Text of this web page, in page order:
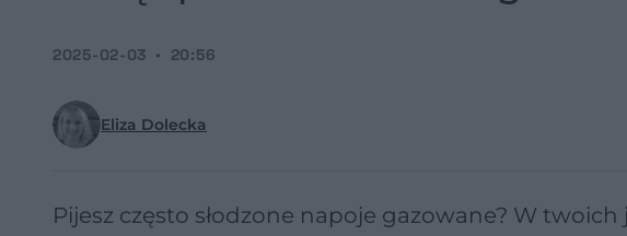
Eliza Dolecka
2025-02-03 20:56
Pijesz często słodzone napoje gazowane? W